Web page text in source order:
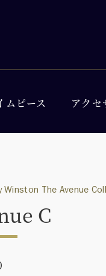
ムピース アクセ
Winston The Avenue
C